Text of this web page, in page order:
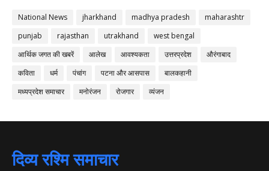
National News jharkhand madhya pradesh
maharashtr
punjab
rajasthan utrakhand
west bengal
आर्थिक जगत की खबरें
आलेख आवश्यकता उत्तरप्रदेश
औरंगाबाद
कविता
धर्म पंचांग पटना और आसपास
बालकहानी
मध्यप्रदेश समाचार
मनोरंजन रोजगार व्यंजन
दिव्य रश्मि समाचार